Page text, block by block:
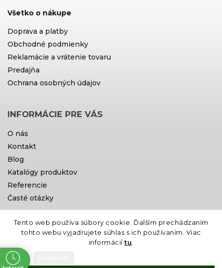
Tento web používa súbory cookie. Ďalším prechádzaním
tohto webu vyjadrujete súhlas s ich používaním. Viac
informáciítu
Všetko o nákupe
Doprava a platby
Obchodné podmienky
Reklamácie a vrátenie tovaru
Predajňa
Ochrana osobných údajov
INFORMÁCIE PRE VÁS
O nás
Kontakt
Blog
Katalógy produktov
Referencie
Časté otázky
Doprava a platby